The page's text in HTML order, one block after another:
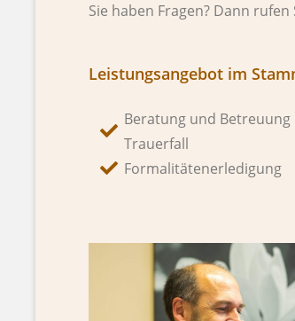
Sie haben Fragen? Dann
Leistungsangebot im
Beratung und Betreuung
Trauerfall
Formalitätenerledigung